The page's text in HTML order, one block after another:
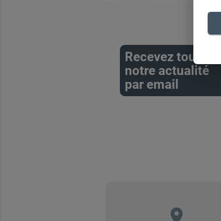
Recevez toute
notre actualité
par email
place